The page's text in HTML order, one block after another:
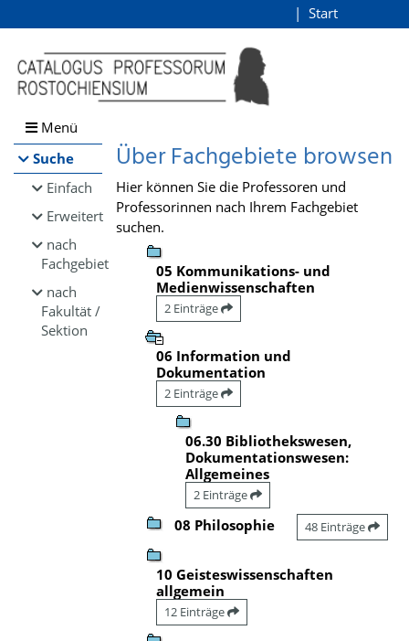
Browsen
direkt zum Inhalt
Start
Menü
Suche
Einfach
Erweitert
nach
Fachgebiet
nach
Fakultät /
Sektion
Über Fachgebiete browsen
Hier können Sie die Professoren und
Professorinnen nach Ihrem Fachgebiet
suchen.
05 Kommunikations- und
Medienwissenschaften
2 Einträge
06 Information und
Dokumentation
2 Einträge
06.30 Bibliothekswesen,
Dokumentationswesen:
Allgemeines
2 Einträge
08 Philosophie 48 Einträge
10 Geisteswissenschaften
allgemein
12 Einträge